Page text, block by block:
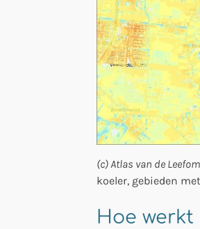
(c) Atlas van de
koeler, gebieden
Hoe